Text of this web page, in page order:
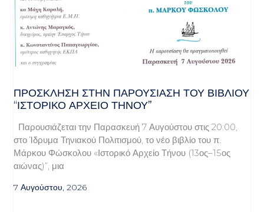
ΠΡΌΣΚΛΗΣΗ ΣΤΗΝ ΠΑΡΟΥΣΊΑΣΗ ΤΟΥ ΒΙΒΛΊΟΥ
“ΙΣΤΟΡΙΚΌ ΑΡΧΕΊΟ ΤΉΝΟΥ”
Παρουσιάζεται την Παρασκευή 7 Αυγούστου στις 20:00,
στο Ίδρυμα Τηνιακού Πολιτισμού, το νέο βιβλίο του π.
Μάρκου Φώσκολου «Ιστορικό Αρχείο Τήνου (13ος–15ος
αιώνας)”, μια
7 Αυγούστου, 2026